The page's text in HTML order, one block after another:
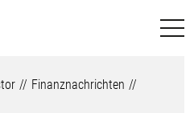
Finanznachrichten